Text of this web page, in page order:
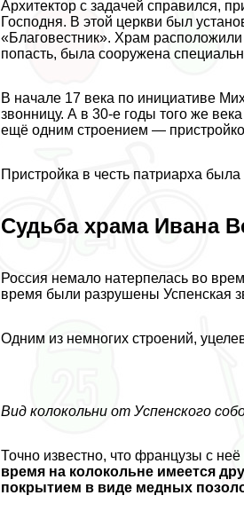
Архитектор с задачей справился,
Господня. В этой церкви был
«Благовестник». Храм расположили
попасть, была сооружена
В начале 17 века по инициативе
звонницу. А в 30-е годы того же
ещё одним строением —
Пристройка в честь патриарха
Судьба храма Ивана
Россия немало натерпелась во
время были разрушены Успенская
Одним из немногих строений,
Вид колокольни от Успенского
Точно известно, что французы с
время на колокольне имеется
покрытием в виде медных